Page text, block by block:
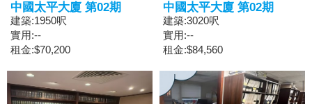
中國太平大廈 第02期
建築:1950呎
實用:--
租金:$70,200
中國太平大廈 第02期
建築:3020呎
實用:--
租金:$84,560